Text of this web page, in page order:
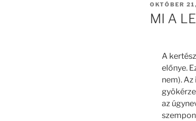
BEKÜLDVE:
OKTÓBER
MI A
A
előnye.
nem).
az